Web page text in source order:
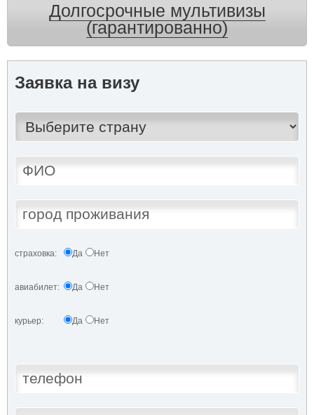
Долгосрочные мультивизы
(гарантированно)
Заявка на визу
страховка: Да Нет
авиабилет: Да Нет
курьер: Да Нет